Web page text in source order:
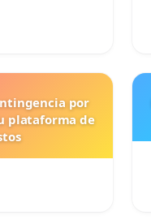
por
plataforma de